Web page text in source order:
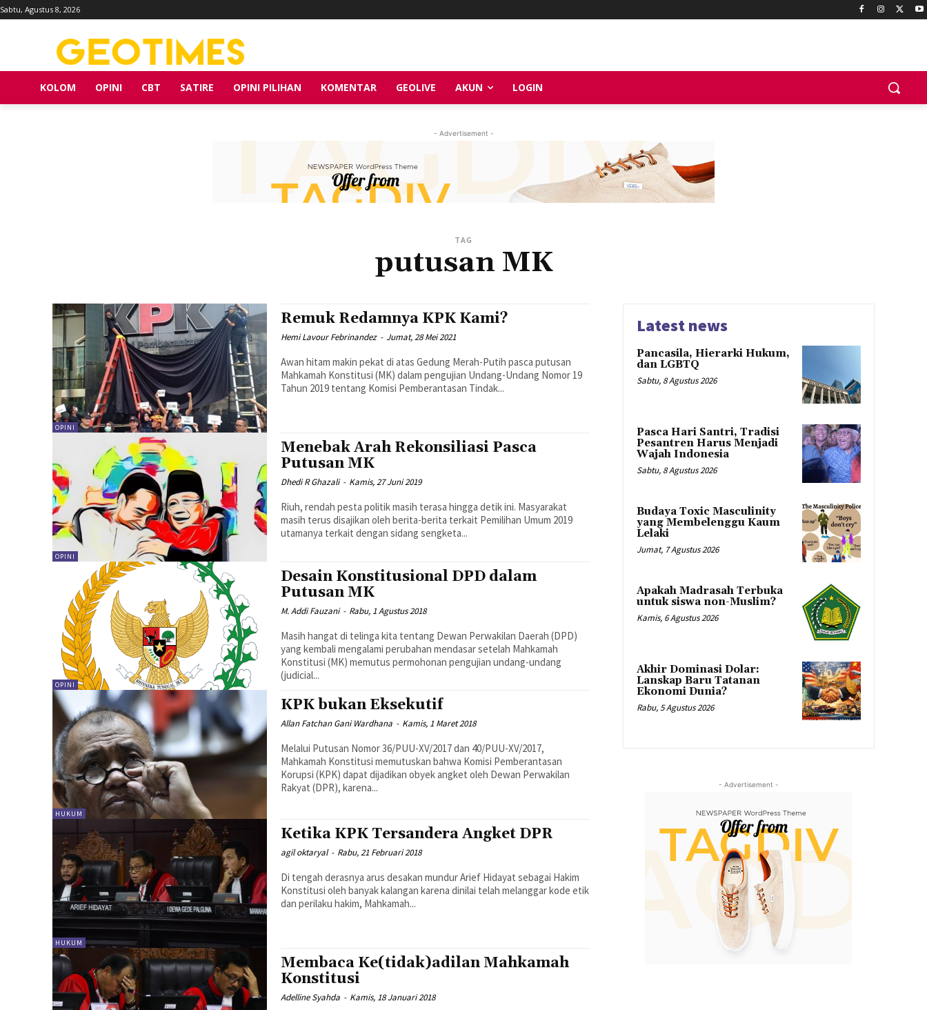
Sabtu, Agustus 8, 2026
KOLOM OPINI CBT SATIRE OPINI PILIHAN KOMENTAR GEOLIVE AKUN LOGIN
- Advertisement -
TAG
putusan MK
OPINI
Remuk Redamnya KPK Kami?
Hemi Lavour Febrinandez - Jumat, 28 Mei 2021
Awan hitam makin pekat di atas Gedung Merah-Putih pasca putusan
Mahkamah Konstitusi (MK) dalam pengujian Undang-Undang Nomor 19
Tahun 2019 tentang Komisi Pemberantasan Tindak...
OPINI
Menebak Arah Rekonsiliasi Pasca
Putusan MK
Dhedi R Ghazali - Kamis, 27 Juni 2019
Riuh, rendah pesta politik masih terasa hingga detik ini. Masyarakat
masih terus disajikan oleh berita-berita terkait Pemilihan Umum 2019
utamanya terkait dengan sidang sengketa...
OPINI
Desain Konstitusional DPD dalam
Putusan MK
M. Addi Fauzani - Rabu, 1 Agustus 2018
Masih hangat di telinga kita tentang Dewan Perwakilan Daerah (DPD)
yang kembali mengalami perubahan mendasar setelah Mahkamah
Konstitusi (MK) memutus permohonan pengujian undang-undang
(judicial...
HUKUM
KPK bukan Eksekutif
Allan Fatchan Gani Wardhana - Kamis, 1 Maret 2018
Melalui Putusan Nomor 36/PUU-XV/2017 dan 40/PUU-XV/2017,
Mahkamah Konstitusi memutuskan bahwa Komisi Pemberantasan
Korupsi (KPK) dapat dijadikan obyek angket oleh Dewan Perwakilan
Rakyat (DPR), karena...
HUKUM
Ketika KPK Tersandera Angket DPR
agil oktaryal - Rabu, 21 Februari 2018
Di tengah derasnya arus desakan mundur Arief Hidayat sebagai Hakim
Konstitusi oleh banyak kalangan karena dinilai telah melanggar kode etik
dan perilaku hakim, Mahkamah...
Membaca Ke(tidak)adilan Mahkamah
Konstitusi
Adelline Syahda - Kamis, 18 Januari 2018
Latest news
Pancasila, Hierarki Hukum,
dan LGBTQ
Sabtu, 8 Agustus 2026
Pasca Hari Santri, Tradisi
Pesantren Harus Menjadi
Wajah Indonesia
Sabtu, 8 Agustus 2026
Budaya Toxic Masculinity
yang Membelenggu Kaum
Lelaki
Jumat, 7 Agustus 2026
Apakah Madrasah Terbuka
untuk siswa non-Muslim?
Kamis, 6 Agustus 2026
Akhir Dominasi Dolar:
Lanskap Baru Tatanan
Ekonomi Dunia?
Rabu, 5 Agustus 2026
- Advertisement -